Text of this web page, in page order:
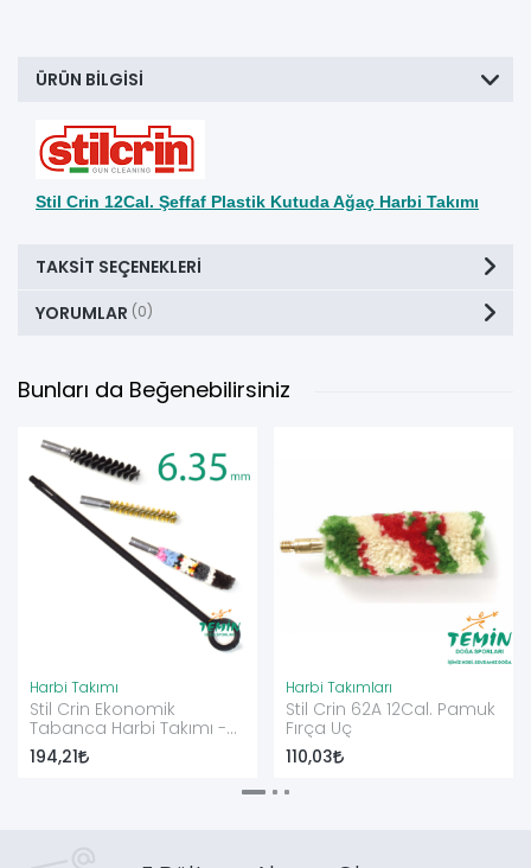
ÜRÜN BILGISI
Stil Crin 12Cal. Şeffaf Plastik Kutuda Ağaç Harbi Takımı
TAKSIT SEÇENEKLERI
YORUMLAR (0)
Bunları da Beğenebilirsiniz
Harbi Takımı
Stil Crin Ekonomik
Tabanca Harbi Takımı -
6,35 mm
194,21
Harbi Takımları
Stil Crin 62A 12Cal. Pamuk
Fırça Uç
110,03